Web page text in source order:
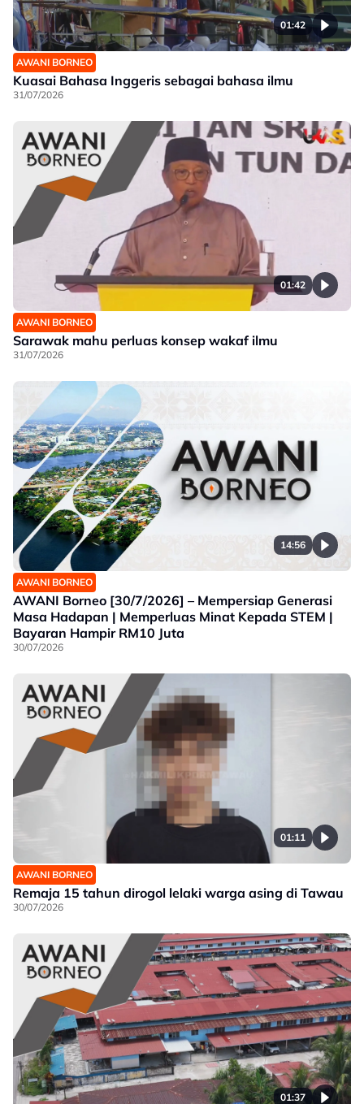
01:42
AWANI BORNEO
Kuasai Bahasa Inggeris sebagai bahasa ilmu
31/07/2026
01:42
AWANI BORNEO
Sarawak mahu perluas konsep wakaf ilmu
31/07/2026
14:56
AWANI BORNEO
AWANI Borneo [30/7/2026] – Mempersiap Generasi
Masa Hadapan | Memperluas Minat Kepada STEM |
Bayaran Hampir RM10 Juta
30/07/2026
01:11
AWANI BORNEO
Remaja 15 tahun dirogol lelaki warga asing di Tawau
30/07/2026
01:37